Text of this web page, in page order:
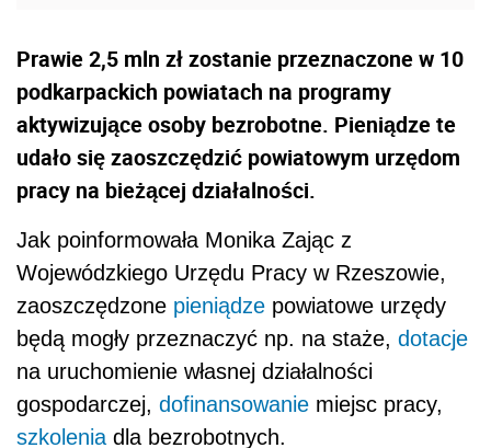
Prawie 2,5 mln zł zostanie przeznaczone w 10
podkarpackich powiatach na programy
aktywizujące osoby bezrobotne. Pieniądze te
udało się zaoszczędzić powiatowym urzędom
pracy na bieżącej działalności.
Jak poinformowała Monika Zając z
Wojewódzkiego Urzędu Pracy w Rzeszowie,
zaoszczędzone pieniądze powiatowe urzędy
będą mogły przeznaczyć np. na staże, dotacje
na uruchomienie własnej działalności
gospodarczej, dofinansowanie miejsc pracy,
szkolenia dla bezrobotnych.